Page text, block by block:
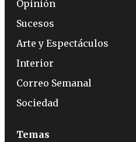
Opinión
Sucesos
Arte y Espectáculos
Interior
Correo Semanal
Sociedad
Temas